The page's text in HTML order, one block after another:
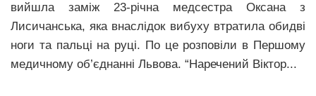
вийшла заміж 23-річна медсестра Оксана з
Лисичанська, яка внаслідок вибуху втратила обидві
ноги та пальці на руці. По це розповіли в Першому
медичному об’єднанні Львова. “Наречений Віктор...